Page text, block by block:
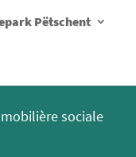
Pëtschent
sociale